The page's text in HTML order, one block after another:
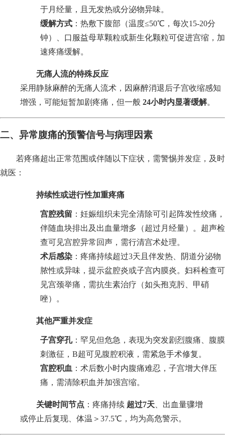
于月经量，且无发热或分泌物异味。
缓解方式 ：热敷下腹部（温度≤50℃，每次15-20分
钟）、口服益母草颗粒或新生化颗粒可促进宫缩，加
速疼痛缓解。
无痛人流的特殊反应
采用静脉麻醉的无痛人流术，因麻醉消退后子宫收缩感知
增强，可能短暂加剧疼痛，但一般 24小时内显著缓解。
二、异常腹痛的预警信号与病理因素
若疼痛超出正常范围或伴随以下症状，需警惕并发症，及时
就医：
持续性或进行性加重疼痛
宫腔残留 ：妊娠组织未完全清除可引起阵发性绞痛，
伴随血块排出及出血量增多（超过月经量）。超声检
查可见宫腔异常回声，需行清宫术处理。
术后感染 ：疼痛持续超过3天且伴发热、阴道分泌物
脓性或异味，提示盆腔炎或子宫内膜炎。妇科检查可
见宫颈举痛，需抗生素治疗（如头孢克肟、甲硝
唑）。
其他严重并发症
子宫穿孔：罕见但危急，表现为突发剧烈腹痛、腹膜
刺激征，B超可见腹腔积液，需紧急手术修复。
宫腔积血 ：术后数小时内腹痛难忍，子宫增大伴压
痛，需清除积血并加强宫缩。
关键时间节点 ：疼痛持续 超过7天 、出血量骤增
或停止后复现、体温＞37.5℃，均为高危警示。